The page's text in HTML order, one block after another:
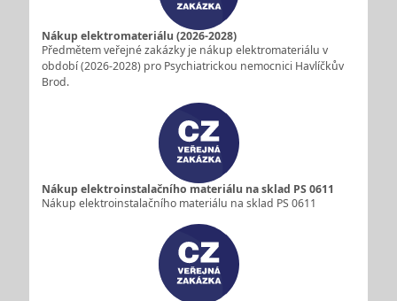
Nákup elektromateriálu (2026-2028)
Předmětem veřejné zakázky je nákup elektromateriálu v
období (2026-2028) pro Psychiatrickou nemocnici Havlíčkův
Brod.
Nákup elektroinstalačního materiálu na sklad PS 0611
Nákup elektroinstalačního materiálu na sklad PS 0611